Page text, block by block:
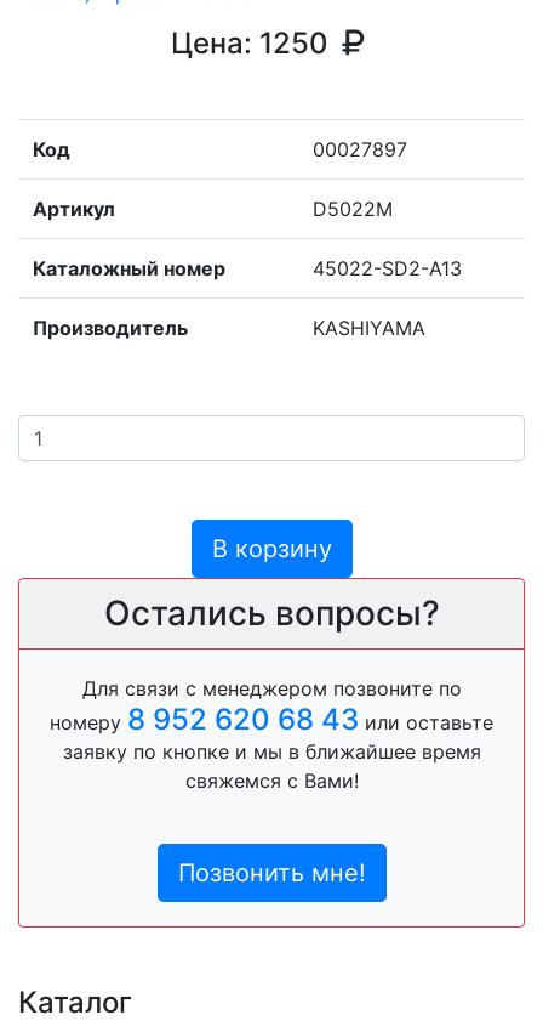
Цена: 1250
Код 00027897
Артикул D5022M
Каталожный номер 45022-SD2-A13
Производитель KASHIYAMA
В корзину
Остались вопросы?
Для связи с менеджером позвоните по
номеру 8 952 620 68 43 или оставьте
заявку по кнопке и мы в ближайшее время
свяжемся с Вами!
Позвонить мне!
Каталог